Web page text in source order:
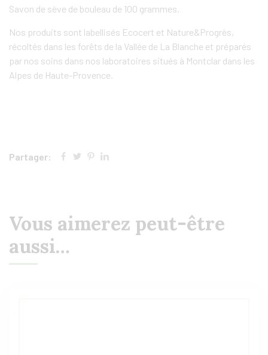
Savon de sève de bouleau de 100 grammes.
Nos produits sont labellisés Ecocert et Nature&Progrès,
récoltés dans les forêts de la Vallée de La Blanche et préparés
par nos soins dans nos laboratoires situés à Montclar dans les
Alpes de Haute-Provence.
Partager:
Vous aimerez peut-être
aussi…